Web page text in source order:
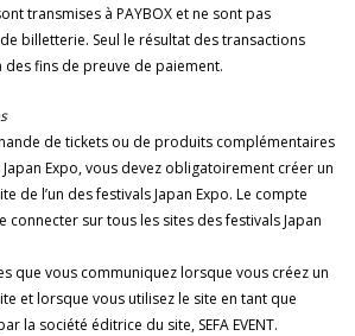
transmises à PAYBOX et ne sont pas
billetterie. Seul le résultat des transactions
fins de preuve de paiement.
de tickets ou de produits complémentaires
Expo, vous devez obligatoirement créer un
de l’un des festivals Japan Expo. Le compte
sur tous les sites des festivals Japan
que vous communiquez lorsque vous créez un
et lorsque vous utilisez le site en tant que
la société éditrice du site, SEFA EVENT.